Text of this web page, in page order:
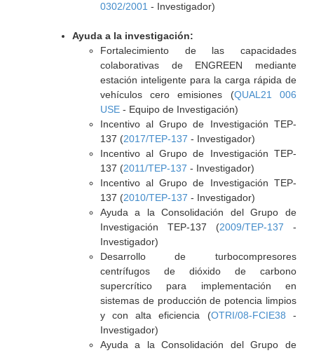
0302/2001 - Investigador)
Ayuda a la investigación:
Fortalecimiento de las capacidades
colaborativas de ENGREEN mediante
estación inteligente para la carga rápida de
vehículos cero emisiones (QUAL21 006
USE- Equipo de Investigación)
Incentivo al Grupo de Investigación TEP-
137 (2017/TEP-137 - Investigador)
Incentivo al Grupo de Investigación TEP-
137 (2011/TEP-137 - Investigador)
Incentivo al Grupo de Investigación TEP-
137 (2010/TEP-137 - Investigador)
Ayuda a la Consolidación del Grupo de
Investigación TEP-137 (2009/TEP-137 -
Investigador)
Desarrollo de turbocompresores
centrífugos de dióxido de carbono
supercrítico para implementación en
sistemas de producción de potencia limpios
y con alta eficiencia (OTRI/08-FCIE38 -
Investigador)
Ayuda a la Consolidación del Grupo de